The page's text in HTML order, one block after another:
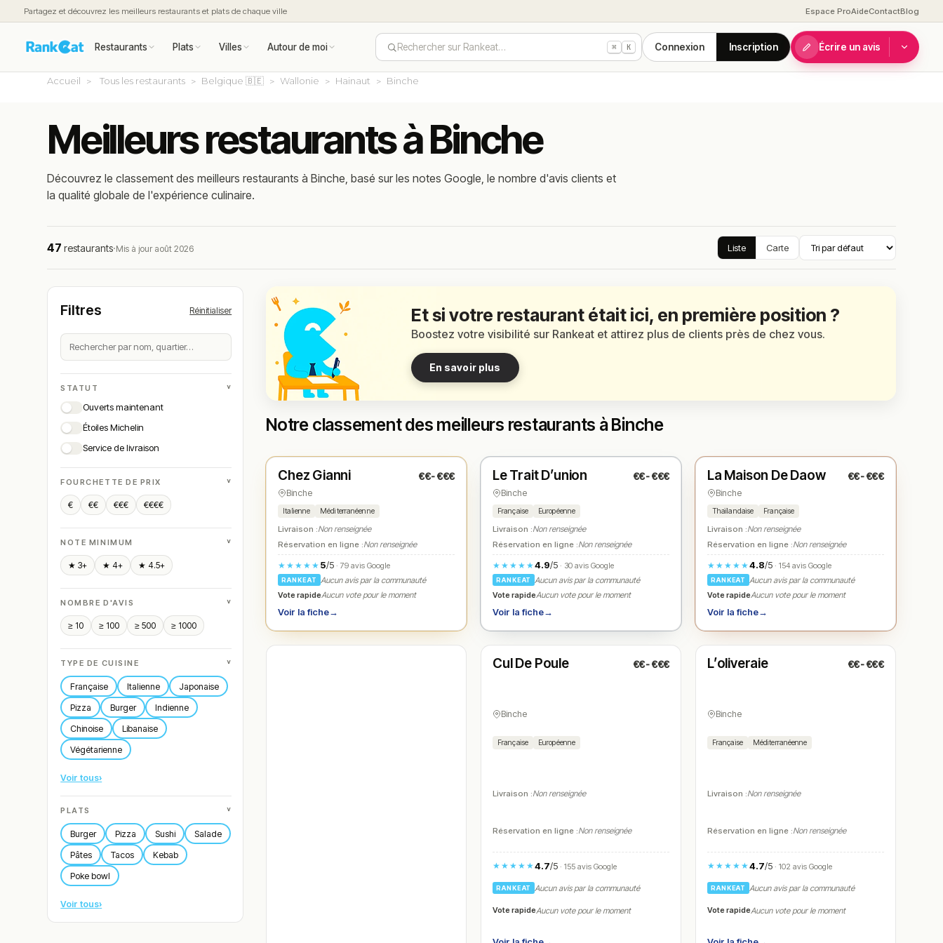
Partagez et découvrez les meilleurs restaurants et plats de chaque ville Espace ProAideContactBlog
Restaurants Plats Villes Autour de moi Rechercher sur Rankeat… ⌘ K Connexion Inscription Écrire un avis
Accueil Tous les restaurants Belgique 🇧🇪 Wallonie Hainaut Binche
Meilleurs restaurants à Binche
Découvrez le classement des meilleurs restaurants à Binche, basé sur les notes Google, le nombre d'avis clients et
la qualité globale de l'expérience culinaire.
47 restaurants·Mis à jour août 2026 Liste Carte
Filtres Réinitialiser
STATUT ˅
Ouverts maintenant
Étoiles Michelin
Service de livraison
FOURCHETTE DE PRIX ˅
€ €€ €€€ €€€€
NOTE MINIMUM ˅
★ 3+ ★ 4+ ★ 4.5+
NOMBRE D'AVIS ˅
≥ 10 ≥ 100 ≥ 500 ≥ 1000
TYPE DE CUISINE ˅
Française Italienne
Japonaise
Pizza
Burger
Indienne
Chinoise
Libanaise
Végétarienne
Voir tous›
PLATS ˅
Burger Pizza Sushi
Salade
Pâtes
Tacos
Kebab
Poke bowl
Voir tous›
Et si votre restaurant était ici, en première position ?
Boostez votre visibilité sur Rankeat et attirez plus de clients près de chez vous.
En savoir plus
Notre classement des meilleurs restaurants à Binche
★ N° 1
Chez Gianni €€-€€€
Binche
Italienne Méditerranéenne
Livraison :Non renseignée
Réservation en ligne :Non renseignée
★★★★★ 5/5· 79 avis Google
RANKEAT
Aucun avis par la communauté
Vote rapideAucun vote pour le moment
Voir la fiche→
★ N° 2
Le Trait D’union €€-€€€
Binche
Française Européenne
Livraison :Non renseignée
Réservation en ligne :Non renseignée
★★★★★4.9/5· 30 avis Google
RANKEAT
Aucun avis par la communauté
Vote rapideAucun vote pour le moment
Voir la fiche→
★ N° 3
La Maison De Daow €€-€€€
Binche
Thaïlandaise Française
Livraison :Non renseignée
Réservation en ligne :Non renseignée
★★★★★4.8/5 · 154 avis Google
RANKEAT
Aucun avis par la communauté
Vote rapideAucun vote pour le moment
Voir la fiche→
N° 4
Fermé(12:00 – 21:30)
Cul De Poule €€-€€€
Binche
Française Européenne
Livraison :Non renseignée
Réservation en ligne :Non renseignée
★★★★★4.7/5· 155 avis Google
RANKEAT Aucun avis par la communauté
Vote rapideAucun vote pour le moment
N° 5
Fermé(11:30 – 14:00, 17:00 – 21:00)
L’oliveraie €€-€€€
Binche
Française Méditerranéenne
Livraison :Non renseignée
Réservation en ligne :Non renseignée
★★★★★4.7/5 · 102 avis Google
RANKEAT Aucun avis par la communauté
Vote rapideAucun vote pour le moment